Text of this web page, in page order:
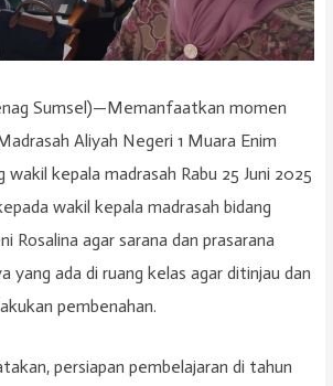
Sumsel)—Memanfaatkan momen
Aliyah Negeri 1 Muara Enim
wakil kepala madrasah Rabu 25 Juni 2025
wakil kepala madrasah bidang
Rosalina agar sarana dan prasarana
yang ada di ruang kelas agar ditinjau dan
pembenahan.
persiapan pembelajaran di tahun